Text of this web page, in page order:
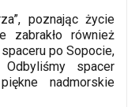
poznając życie
zabrakło również
po Sopocie,
spacer
nadmorskie